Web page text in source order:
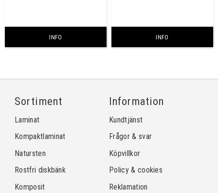
INFO INFO
Sortiment
Laminat
Kompaktlaminat
Natursten
Rostfri diskbänk
Komposit
Information
Kundtjänst
Frågor & svar
Köpvillkor
Policy & cookies
Reklamation